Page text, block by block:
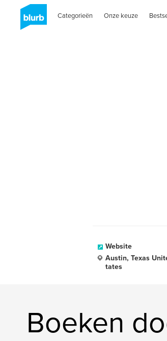
Categorieën Onze keuze
Website
Austin, Texas
tates
Boeken